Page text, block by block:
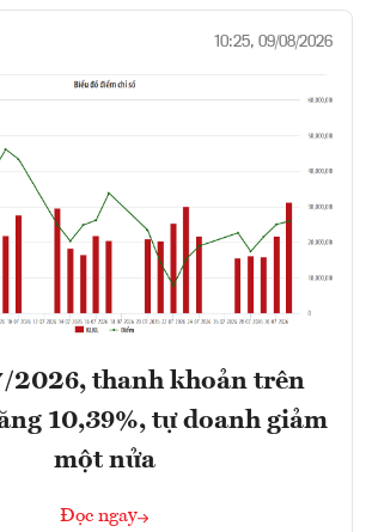
10:25, 09/08/2026
2026, thanh khoản trên
10,39%, tự doanh giảm
một nửa
Đọc ngay